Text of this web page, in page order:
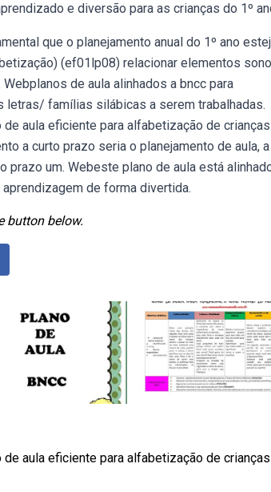
e diversão para as crianças do 1º
que o planejamento anual do 1º ano
(ef01lp08) relacionar elementos
de aula alinhados a bncc para
letras/ famílias silábicas a serem trabalhadas.
aula eficiente para alfabetização de
a curto prazo seria o planejamento de aula, a
um. Webeste plano de aula está
de forma divertida.
button below.
aula eficiente para alfabetização de